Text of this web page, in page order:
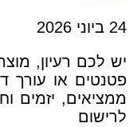
24 ביוני 2026
יש לכם רעיון,
פטנטים או עורך
ממציאים, יזמים
לרישום